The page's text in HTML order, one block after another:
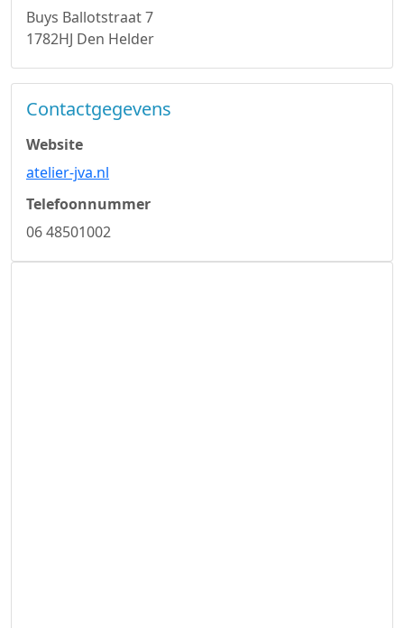
Buys Ballotstraat 7
1782HJ Den Helder
Contactgegevens
Website
atelier-jva.nl
Telefoonnummer
06 48501002